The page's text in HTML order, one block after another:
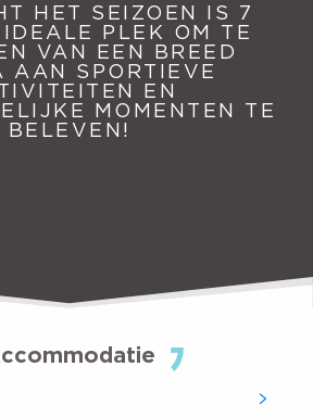
HET SEIZOEN IS 7
PLEK OM TE
VAN EEN BREED
AAN SPORTIEVE
EN
MOMENTEN TE
BELEVEN!
ACCOMMODATIES EN GÎTES